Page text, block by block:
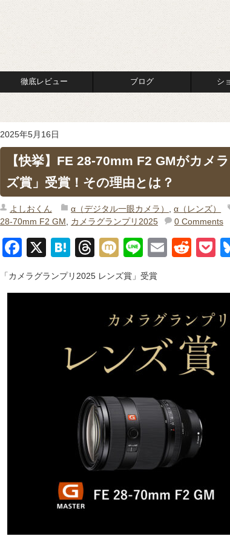
徹底レビュー ブログ シ
2025年5月16日
【快挙】FE 28-70mm F2 GMがカメ
ズ賞」受賞！その理由とは？
よしおくん α（デジタル一眼カメラ） ,α（レンズ）
28-70mm F2 GM
カメラグランプリ2025 0 Comments
F
c
X
H
e
T
e
s
M
ixi
Li
n
e
E
R
t
P
「カメラグランプリ2025 レンズ賞」受賞